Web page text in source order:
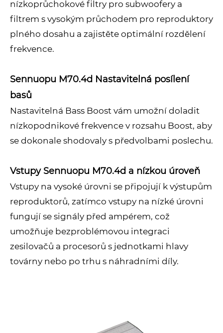
nízkoprůchokové filtry pro subwoofery a
filtrem s vysokým průchodem pro reproduktory
plného dosahu a zajistěte optimální rozdělení
frekvence.
Sennuopu M70.4d Nastavitelná posílení
basů
Nastavitelná Bass Boost vám umožní doladit
nízkopodnikové frekvence v rozsahu Boost, aby
se dokonale shodovaly s předvolbami poslechu.
Vstupy Sennuopu M70.4d a nízkou úroveň
Vstupy na vysoké úrovni se připojují k výstupům
reproduktorů, zatímco vstupy na nízké úrovni
fungují se signály před ampérem, což
umožňuje bezproblémovou integraci
zesilovačů a procesorů s jednotkami hlavy
továrny nebo po trhu s náhradními díly.